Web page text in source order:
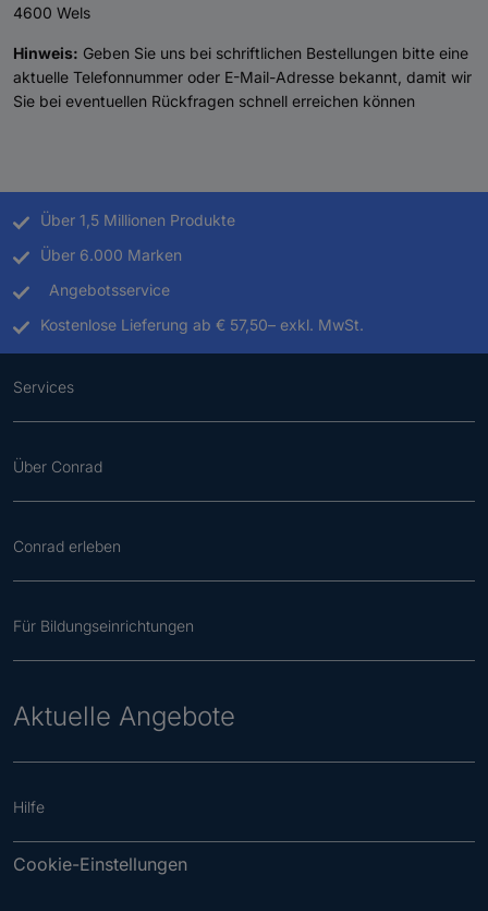
4600 Wels
Hinweis: Geben Sie uns bei schriftlichen Bestellungen bitte eine
aktuelle Telefonnummer oder E-Mail-Adresse bekannt, damit wir
Sie bei eventuellen Rückfragen schnell erreichen können
Über 1,5 Millionen Produkte
Über 6.000 Marken
Angebotsservice
Kostenlose Lieferung ab € 57,50– exkl. MwSt.
Services
Über Conrad
Conrad erleben
Für Bildungseinrichtungen
Aktuelle Angebote
Hilfe
Cookie-Einstellungen